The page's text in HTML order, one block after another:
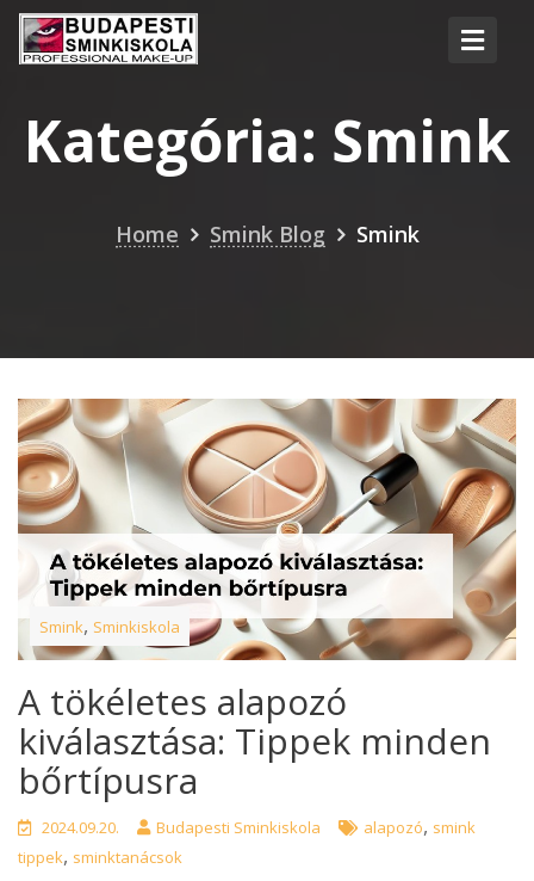
Kategória: Smink
Home Smink Blog Smink
Smink, Sminkiskola
A tökéletes alapozó
kiválasztása: Tippek minden
bőrtípusra
2024.09.20. Budapesti Sminkiskola alapozó, smink
tippek, sminktanácsok